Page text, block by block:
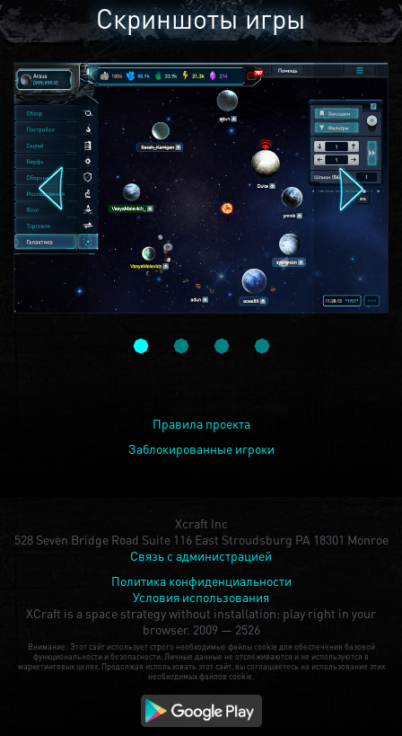
Скриншоты игры
Правила проекта
Заблокированные игроки
Xcraft Inc
528 Seven Bridge Road Suite 116 East Stroudsburg PA 18301 Monroe
Связь с администрацией
Политика конфиденциальности
Условия использования
XCraft is a space strategy without installation: play right in your
browser. 2009 — 2526
Внимание: Этот сайт использует строго необходимые файлы cookie для обеспечения базовой
функциональности и безопасности. Личные данные не отслеживаются и не используются в
маркетинговых целях. Продолжая использовать этот сайт, вы соглашаетесь на использование этих
необходимых файлов cookie.